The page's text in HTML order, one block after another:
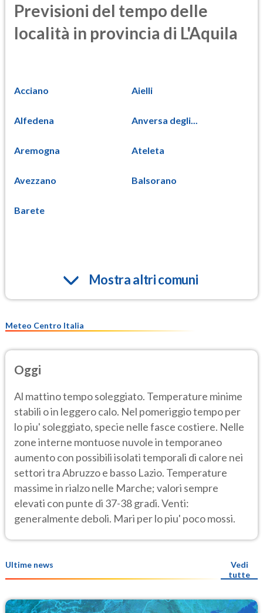
Previsioni del tempo delle
località in provincia di L'Aquila
Acciano Aielli
Alfedena Anversa degli...
Aremogna Ateleta
Avezzano Balsorano
Barete
Mostra altri comuni
Meteo Centro Italia
Oggi
Al mattino tempo soleggiato. Temperature minime
stabili o in leggero calo. Nel pomeriggio tempo per
lo piu' soleggiato, specie nelle fasce costiere. Nelle
zone interne montuose nuvole in temporaneo
aumento con possibili isolati temporali di calore nei
settori tra Abruzzo e basso Lazio. Temperature
massime in rialzo nelle Marche; valori sempre
elevati con punte di 37-38 gradi. Venti:
generalmente deboli. Mari per lo piu' poco mossi.
Ultime news
Vedi
tutte